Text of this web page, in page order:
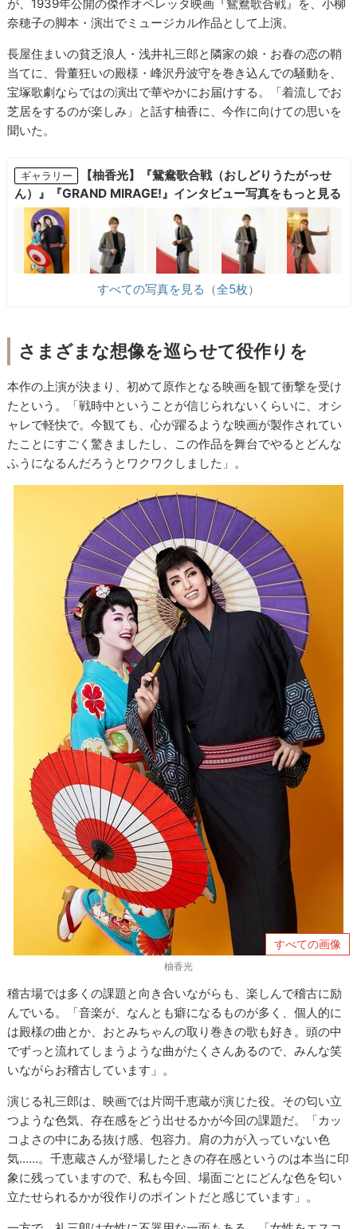
が、1939年公開の傑作オペレッタ映画『鴛鴦歌合戦』を、小柳
奈穂子の脚本・演出でミュージカル作品として上演。
長屋住まいの貧乏浪人・浅井礼三郎と隣家の娘・お春の恋の鞘
当てに、骨董狂いの殿様・峰沢丹波守を巻き込んでの騒動を、
宝塚歌劇ならではの演出で華やかにお届けする。「着流しでお
芝居をするのが楽しみ」と話す柚香に、今作に向けての思いを
聞いた。
ギャラリー
【柚香光】『鴛鴦歌合戦（おしどりうたがっせ
ん）』『GRAND MIRAGE!』インタビュー写真をもっと見る
すべての写真を見る（全5枚）
さまざまな想像を巡らせて役作りを
本作の上演が決まり、初めて原作となる映画を観て衝撃を受け
たという。「戦時中ということが信じられないくらいに、オシ
ャレで軽快で。今観ても、心が躍るような映画が製作されてい
たことにすごく驚きましたし、この作品を舞台でやるとどんな
ふうになるんだろうとワクワクしました」。
すべての画像
柚香光
稽古場では多くの課題と向き合いながらも、楽しんで稽古に励
んでいる。「音楽が、なんとも癖になるものが多く、個人的に
は殿様の曲とか、おとみちゃんの取り巻きの歌も好き。頭の中
でずっと流れてしまうような曲がたくさんあるので、みんな笑
いながらお稽古しています」。
演じる礼三郎は、映画では片岡千恵蔵が演じた役。その匂い立
つような色気、存在感をどう出せるかが今回の課題だ。「カッ
コよさの中にある抜け感、包容力。肩の力が入っていない色
気……。千恵蔵さんが登場したときの存在感というのは本当に印
象に残っていますので、私も今回、場面ごとにどんな色を匂い
立たせられるかが役作りのポイントだと感じています」。